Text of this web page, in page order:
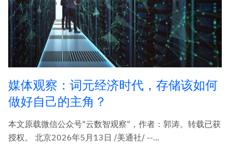
媒体观察：词元经济时代，存储该如何
做好自己的主角？
本文原载微信公众号"云数智观察"，作者：郭涛。转载已获
授权。 北京2026年5月13日 /美通社/ --...